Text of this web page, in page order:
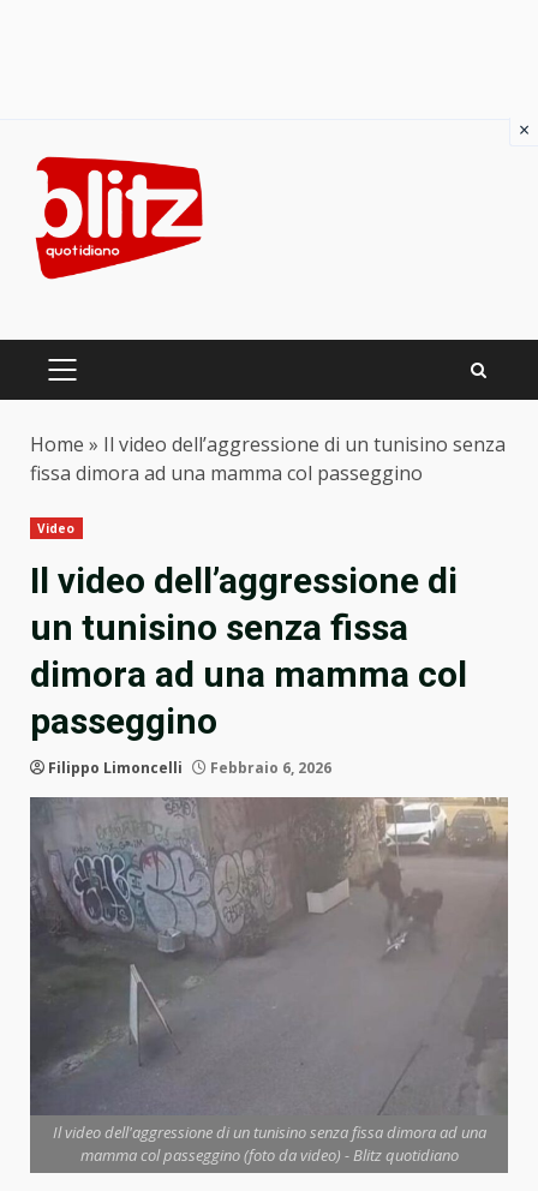
content
PRIMARY
Home » Il video dell’aggressione di un tunisino senza
fissa dimora ad una mamma col passeggino
Video
Il video dell’aggressione di
un tunisino senza fissa
dimora ad una mamma col
passeggino
Filippo Limoncelli Febbraio 6, 2026
Il video dell'aggressione di un tunisino senza fissa dimora ad una
mamma col passeggino (foto da video) - Blitz quotidiano
×